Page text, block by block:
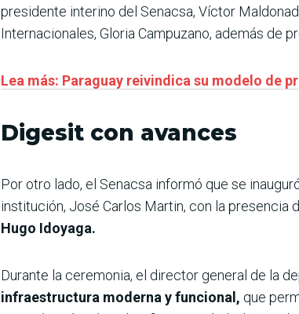
presidente interino del Senacsa, Víctor
Internacionales, Gloria Campuzano, además de
Lea más: Paraguay reivindica su modelo de
Digesit con avances
Por otro lado, el Senacsa informó que se
institución, José Carlos Martin, con la presencia
Hugo Idoyaga.
Durante la ceremonia, el director general de la
infraestructura moderna y funcional, que